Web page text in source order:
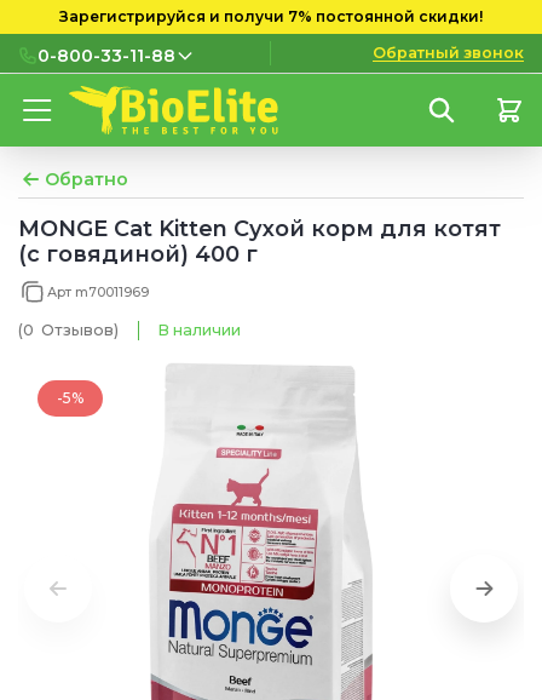
Зарегистрируйся и получи 7% постоянной скидки!
0-800-33-11-88
0-800-33-11-88
мобильных номеров
(097) 133 11 88
(095) 133 11 88
Обратный звонок
Обратно
MONGE Cat Kitten Сухой корм для котят
(с говядиной) 400 г
Арт m70011969
(0 Отзывов) В наличии
-5%